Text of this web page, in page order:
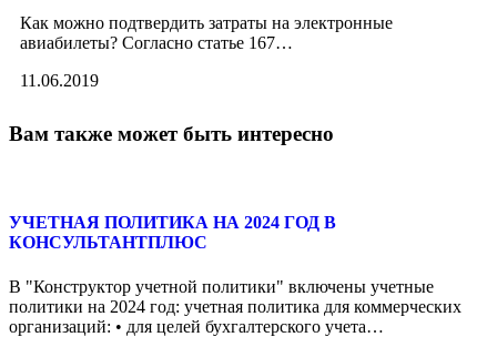
Как можно подтвердить затраты на электронные
авиабилеты? Согласно статье 167…
11.06.2019
Вам также может быть интересно
УЧЕТНАЯ ПОЛИТИКА НА 2024 ГОД В
КОНСУЛЬТАНТПЛЮС
В "Конструктор учетной политики" включены учетные
политики на 2024 год: учетная политика для коммерческих
организаций: • для целей бухгалтерского учета…